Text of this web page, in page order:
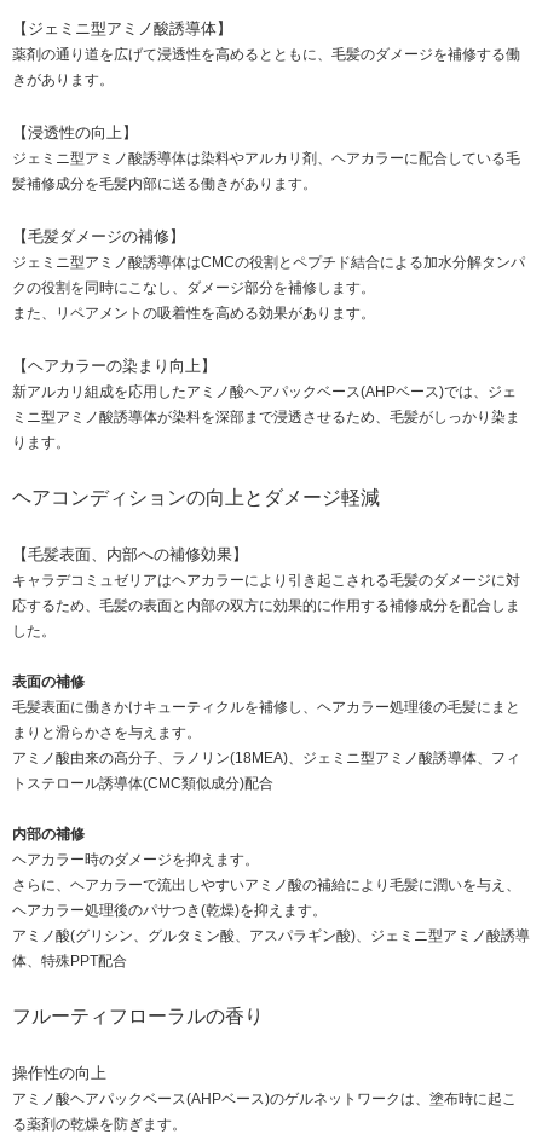
【ジェミニ型アミノ酸誘導体】
薬剤の通り道を広げて浸透性を高めるとともに、毛髪のダメージを補修する働
きがあります。
【浸透性の向上】
ジェミニ型アミノ酸誘導体は染料やアルカリ剤、ヘアカラーに配合している毛
髪補修成分を毛髪内部に送る働きがあります。
【毛髪ダメージの補修】
ジェミニ型アミノ酸誘導体はCMCの役割とペプチド結合による加水分解タンパ
クの役割を同時にこなし、ダメージ部分を補修します。
また、リペアメントの吸着性を高める効果があります。
【ヘアカラーの染まり向上】
新アルカリ組成を応用したアミノ酸ヘアパックベース(AHPベース)では、ジェ
ミニ型アミノ酸誘導体が染料を深部まで浸透させるため、毛髪がしっかり染ま
ります。
ヘアコンディションの向上とダメージ軽減
【毛髪表面、内部への補修効果】
キャラデコミュゼリアはヘアカラーにより引き起こされる毛髪のダメージに対
応するため、毛髪の表面と内部の双方に効果的に作用する補修成分を配合しま
した。
表面の補修
毛髪表面に働きかけキューティクルを補修し、ヘアカラー処理後の毛髪にまと
まりと滑らかさを与えます。
アミノ酸由来の高分子、ラノリン(18MEA)、ジェミニ型アミノ酸誘導体、フィ
トステロール誘導体(CMC類似成分)配合
内部の補修
ヘアカラー時のダメージを抑えます。
さらに、ヘアカラーで流出しやすいアミノ酸の補給により毛髪に潤いを与え、
ヘアカラー処理後のパサつき(乾燥)を抑えます。
アミノ酸(グリシン、グルタミン酸、アスパラギン酸)、ジェミニ型アミノ酸誘導
体、特殊PPT配合
フルーティフローラルの香り
操作性の向上
アミノ酸ヘアパックベース(AHPベース)のゲルネットワークは、塗布時に起こ
る薬剤の乾燥を防ぎます。